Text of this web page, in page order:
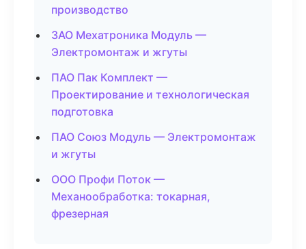
производство
ЗАО Мехатроника Модуль —
Электромонтаж и жгуты
ПАО Пак Комплект —
Проектирование и технологическая
подготовка
ПАО Союз Модуль — Электромонтаж
и жгуты
ООО Профи Поток —
Механообработка: токарная,
фрезерная